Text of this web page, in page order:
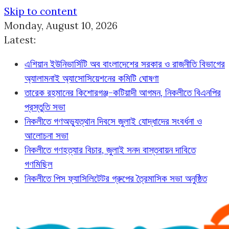
Skip to content
Monday, August 10, 2026
Latest:
এশিয়ান ইউনিভার্সিটি অব বাংলাদেশের সরকার ও রাজনীতি বিভাগের
অ্যালামনাই অ্যাসোসিয়েশনের কমিটি ঘোষণা
তারেক রহমানের কিশোরগঞ্জ-কটিয়াদী আগমন, নিকলীতে বিএনপির
প্রস্তুতি সভা
নিকলীতে গণঅভ্যুত্থান দিবসে জুলাই যোদ্ধাদের সংবর্ধনা ও
আলোচনা সভা
নিকলীতে গণহত্যার বিচার, জুলাই সনদ বাস্তবায়ন দাবিতে
গণমিছিল
নিকলীতে পিস ফ্যাসিলিটেটর গ্রুপের ত্রৈমাসিক সভা অনুষ্ঠিত